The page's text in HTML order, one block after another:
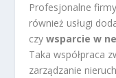
Profesjonalne
również usługi
czywsparcie w
Taka współpraca
zarządzanie